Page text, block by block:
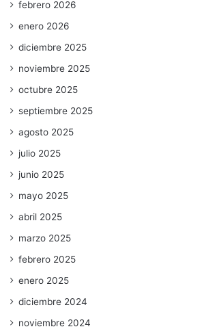
febrero 2026
enero 2026
diciembre 2025
noviembre 2025
octubre 2025
septiembre 2025
agosto 2025
julio 2025
junio 2025
mayo 2025
abril 2025
marzo 2025
febrero 2025
enero 2025
diciembre 2024
noviembre 2024